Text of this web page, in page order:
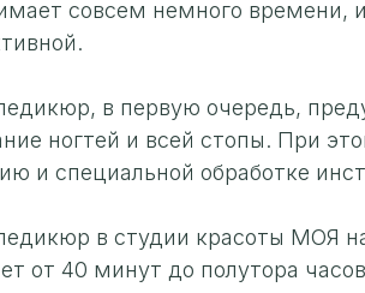
совсем немного времени,
в первую очередь,
ногтей и всей стопы. При
и специальной обработке
в студии красоты МОЯ
от 40 минут до полутора